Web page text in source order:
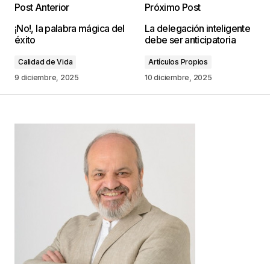
publicada. Los campos obligatorios están
marcados con
Comentario
*
Guarda mi nombre, correo electrónico y web en
este navegador para la próxima vez que
comente.
Post Anterior
¡No!, la palabra mágica del
éxito
Calidad de Vida
9 diciembre, 2025
Próximo Post
La delegación inteligente
debe ser anticipatoria
Artículos Propios
10 diciembre, 2025